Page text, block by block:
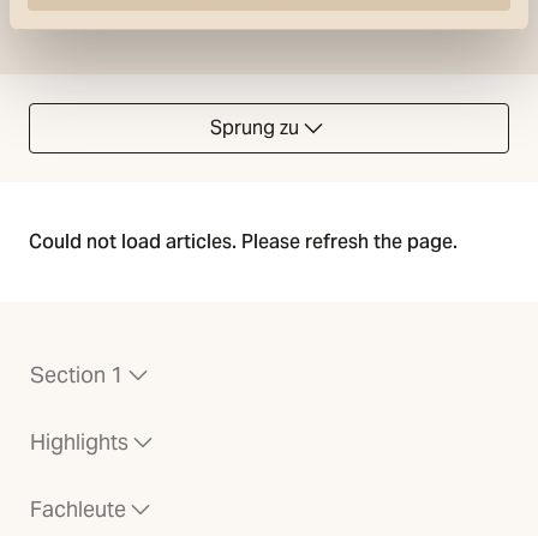
Sprung zu
Could not load articles. Please refresh the page.
Section 1
Highlights
Fachleute